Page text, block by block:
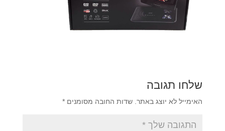
שלחו תגובה
האימייל לא יוצג באתר. שדות החובה מסומנים *